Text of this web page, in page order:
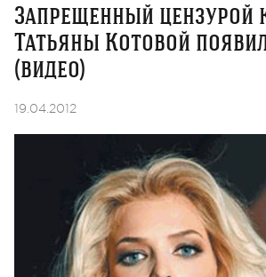
Запрещенный цензурой
Татьяны Котовой
(видео)
19.04.2012